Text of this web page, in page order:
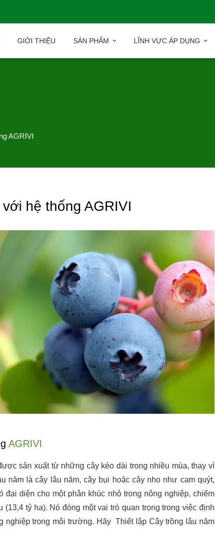
GIỚI THIỆU SẢN PHẨM LĨNH VỰC ÁP DỤNG
AGRIVI
hệ thống AGRIVI
AGRIVI
sản xuất từ những cây kéo dài trong nhiều mùa, thay vì
năm là cây lâu năm, cây bụi hoặc cây nho như cam quýt,
đại diện cho một phân khúc nhỏ trong nông nghiệp, chiếm
tỷ ha). Nó đóng một vai trò quan trọng trong việc định
nghiệp trong môi trường. Hãy Thiết lập Cây trồng lâu năm